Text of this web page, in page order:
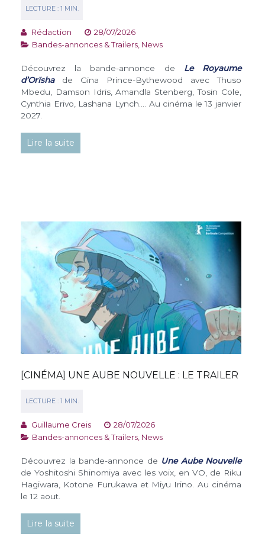
Rédaction
28/07/2026
Bandes-annonces & Trailers News
Découvrez la bande-annonce de Le Royaume
d’Orïshade Gina Prince-Bythewood avec Thuso
Mbedu, Damson Idris, Amandla Stenberg, Tosin Cole,
Cynthia Erivo, Lashana Lynch…. Au cinéma le 13 janvier
2027.
Lire la suite
[CINÉMA] UNE AUBE NOUVELLE : LE TRAILER
Guillaume Creis
28/07/2026
Bandes-annonces & Trailers News
Découvrez la bande-annonce de Une Aube Nouvelle
de Yoshitoshi Shinomiya avec les voix, en VO, de Riku
Hagiwara, Kotone Furukawa et Miyu Irino. Au cinéma
le 12 aout.
Lire la suite